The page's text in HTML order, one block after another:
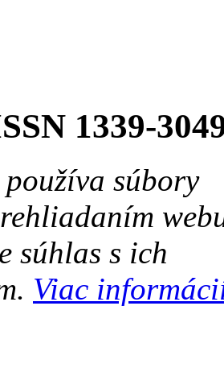
1339-
používa súbory
súhlas s ich
Viac